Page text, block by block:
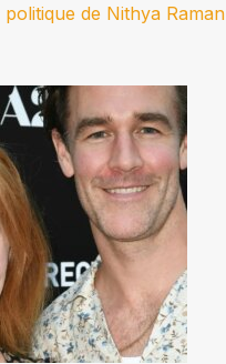
politique de Nithya Raman